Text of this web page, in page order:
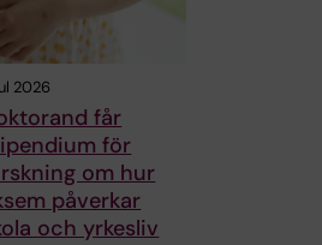
2026
får
för
om hur
påverkar
och yrkesliv